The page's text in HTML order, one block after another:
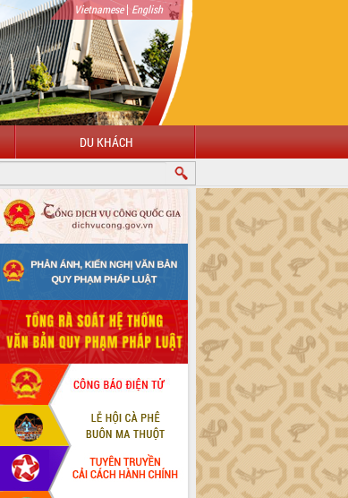
Vietnamese| English
DU KHÁCH